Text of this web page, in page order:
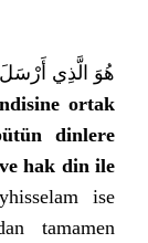
هُوَ الَّذِي
ortak
dinlere
hak din ile
ise
tamamen